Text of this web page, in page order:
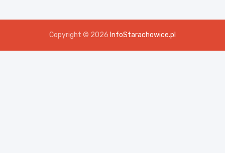
Copyright © 2026 InfoStarachowice.pl